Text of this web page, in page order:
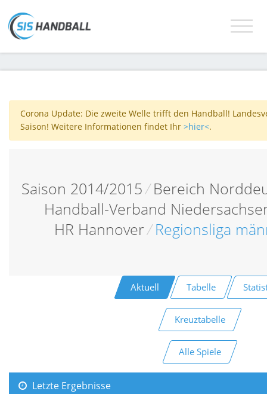
Corona Update: Die zweite Welle trifft den Handball!
Saison! Weitere Informationen findet Ihr >hier<.
Saison 2014/2015/ Bereich
Handball-Verband
HR Hannover/ Regionsliga
Aktuell Tabelle
Kreuztabelle
Alle Spiele
Letzte Ergebnisse